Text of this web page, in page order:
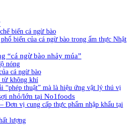
biến cá ngừ bào
biến của cá ngừ bào trong ẩm thực Nhật
“cá ngừ bào nhảy múa”
nóng
cá ngừ bào
từ không khí
“phép thuật” mà là hiệu ứng vật lý thú vị
nhỏ/lớn tại No1foods
Đơn vị cung cấp thực phẩm nhập khẩu tại
lượng